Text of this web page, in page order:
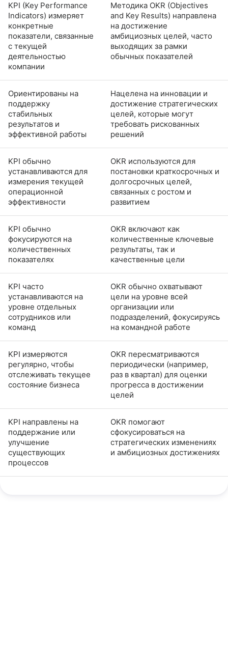
KPI (Key Performance
Indicators) измеряет
конкретные
показатели, связанные
с текущей
деятельностью
компании
Методика OKR (Objectives
and Key Results) направлена
на достижение
амбициозных целей, часто
выходящих за рамки
обычных показателей
Ориентированы на
поддержку
стабильных
результатов и
эффективной работы
Нацелена на инновации и
достижение стратегических
целей, которые могут
требовать рискованных
решений
KPI обычно
устанавливаются для
измерения текущей
операционной
эффективности
OKR используются для
постановки краткосрочных и
долгосрочных целей,
связанных с ростом и
развитием
KPI обычно
фокусируются на
количественных
показателях
OKR включают как
количественные ключевые
результаты, так и
качественные цели
KPI часто
устанавливаются на
уровне отдельных
сотрудников или
команд
OKR обычно охватывают
цели на уровне всей
организации или
подразделений, фокусируясь
на командной работе
KPI измеряются
регулярно, чтобы
отслеживать текущее
состояние бизнеса
OKR пересматриваются
периодически (например,
раз в квартал) для оценки
прогресса в достижении
целей
KPI направлены на
поддержание или
улучшение
существующих
процессов
OKR помогают
сфокусироваться на
стратегических изменениях
и амбициозных достижениях